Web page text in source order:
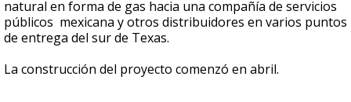
natural en forma de gas hacia una compañía de servicios
públicos mexicana y otros distribuidores en varios puntos
de entrega del sur de Texas.
La construcción del proyecto comenzó en abril.